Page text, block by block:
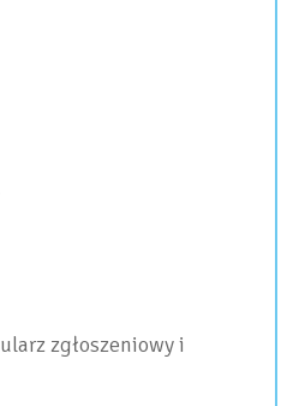
zgłoszeniowy i